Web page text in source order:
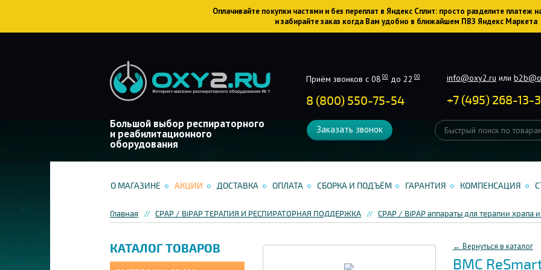
Оплачивайте покупки частями и без переплат в Яндекс Сплит: просто разделите платеж
и забирайте заказ когда Вам удобно в ближайшем ПВЗ Яндекс Маркета
Большой выбор респираторного
и реабилитационного
оборудования
Приём звонков с 08 00до 22 00
8 (800) 550-75-54
info@oxy2.ru или
+7 (495) 268-13-
Заказать звонок
О МАГАЗИНЕ АКЦИИ ДОСТАВКА ОПЛАТА СБОРКА И ПОДЪЁМ ГАРАНТИЯ КОМПЕНСАЦИЯ
Главная CPAP / BiPAP ТЕРАПИЯ И РЕСПИРАТОРНАЯ ПОДДЕРЖКА CPAP / BiPAP аппараты для терапии храпа
КАТАЛОГ ТОВАРОВ ← Вернуться в каталог
BMC